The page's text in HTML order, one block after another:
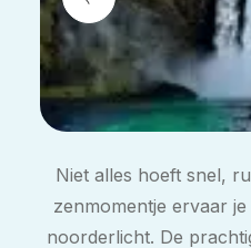
Niet alles hoeft snel,
zenmomentje ervaar
noorderlicht. De